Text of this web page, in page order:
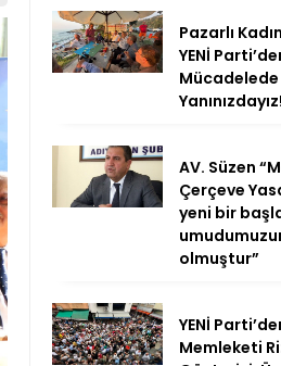
Pazarlı
YENİ
Mücadelede
AV. Süzen
Çerçeve
yeni bir
olmuştur”
YENİ
Memleketi